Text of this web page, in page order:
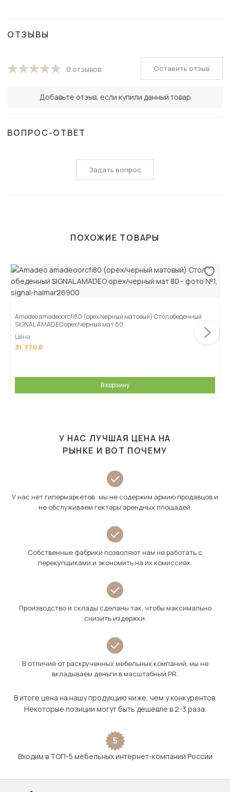
ОТЗЫВЫ
0 отзывов
Добавьте отзыв, если купили данный товар
Оставить отзыв
ВОПРОС-ОТВЕТ
Задать вопрос
ПОХОЖИЕ ТОВАРЫ
Amadeo amadeoorcfi80 (орех/черный матовый) Стол обеденный
SIGNAL AMADEO орех/черный мат 80
Цена
31 770
В корзину
У НАС ЛУЧШАЯ ЦЕНА НА
РЫНКЕ И ВОТ ПОЧЕМУ
У нас нет гипермаркетов: мы не содержим армию продавцов и
не обслуживаем гектары арендных площадей.
Собственные фабрики позволяют нам не работать с
перекупщиками и экономить на их комиссиях.
Производство и склады сделаны так, чтобы максимально
снизить издержки.
В отличие от раскрученных мебельных компаний, мы не
вкладываем деньги в масштабный PR.
В итоге цена на нашу продукцию ниже, чем у конкурентов.
Некоторые позиции могут быть дешевле в 2-3 раза.
5
Входим в ТОП-5 мебельных интернет-компаний России